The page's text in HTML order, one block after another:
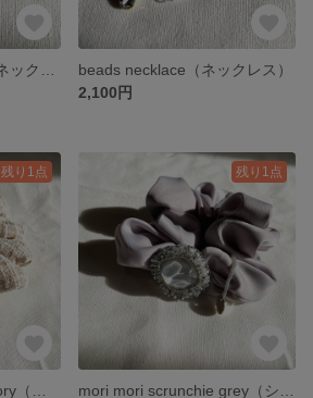
beads necklace（ネックレス）
2,100円
残り1点 残り1点